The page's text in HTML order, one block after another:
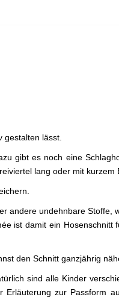
gestalten lässt.
gibt es noch eine
lang oder mit kurzem
andere undehnbare Stoffe,
ist damit ein
den Schnitt ganzjährig
sind alle Kinder
zur Passform